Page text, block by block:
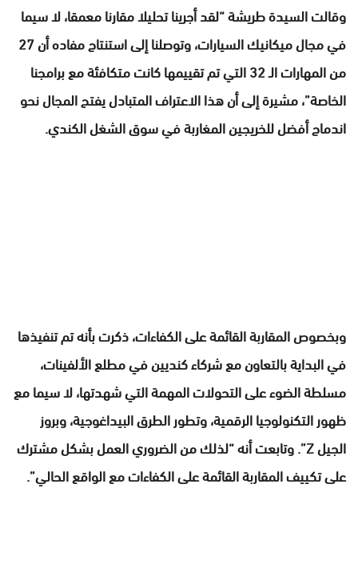
وقالت السيدة طريشة “لقد أجرينا تحليلا مقارنا معمقا، لا سيما
في مجال ميكانيك السيارات، وتوصلنا إلى استنتاج مفاده أن 27
من المهارات الـ 32 التي تم تقييمها كانت متكافئة مع برامجنا
الخاصة”، مشيرة إلى أن هذا الاعتراف المتبادل يفتح المجال نحو
اندماج أفضل للخريجين المغاربة في سوق الشغل الكندي.
وبخصوص المقاربة القائمة على الكفاءات، ذكرت بأنه تم تنفيذها
في البداية بالتعاون مع شركاء كنديين في مطلع الألفينات،
مسلطة الضوء على التحولات المهمة التي شهدتها، لا سيما مع
ظهور التكنولوجيا الرقمية، وتطور الطرق البيداغوجية، وبروز
الجيل Z”. وتابعت أنه “لذلك من الضروري العمل بشكل مشترك
على تكييف المقاربة القائمة على الكفاءات مع الواقع الحالي”.